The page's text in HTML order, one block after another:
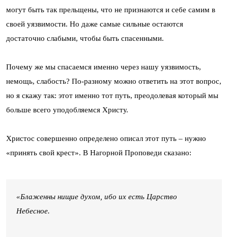
могут быть так прельщены, что не признаются и себе самим в
своей уязвимости. Но даже самые сильные остаются
достаточно слабыми, чтобы быть спасенными.
Почему же мы спасаемся именно через нашу уязвимость,
немощь, слабость? По-разному можно ответить на этот вопрос,
но я скажу так: этот именно тот путь, преодолевая который мы
больше всего уподобляемся Христу.
Христос совершенно определено описал этот путь – нужно
«принять свой крест». В Нагорной Проповеди сказано:
«Блаженны нищие духом, ибо их есть Царство
Небесное.